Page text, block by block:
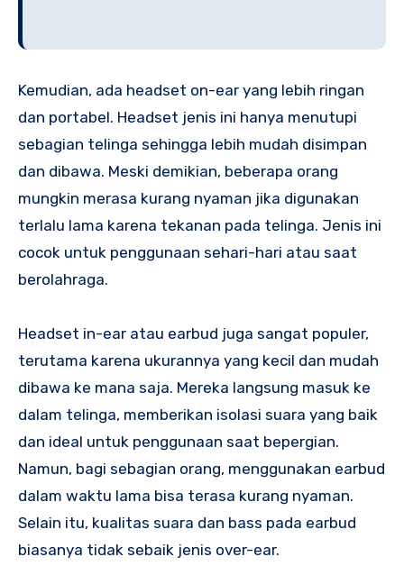
Kemudian, ada headset on-ear yang lebih ringan
dan portabel. Headset jenis ini hanya menutupi
sebagian telinga sehingga lebih mudah disimpan
dan dibawa. Meski demikian, beberapa orang
mungkin merasa kurang nyaman jika digunakan
terlalu lama karena tekanan pada telinga. Jenis ini
cocok untuk penggunaan sehari-hari atau saat
berolahraga.
Headset in-ear atau earbud juga sangat populer,
terutama karena ukurannya yang kecil dan mudah
dibawa ke mana saja. Mereka langsung masuk ke
dalam telinga, memberikan isolasi suara yang baik
dan ideal untuk penggunaan saat bepergian.
Namun, bagi sebagian orang, menggunakan earbud
dalam waktu lama bisa terasa kurang nyaman.
Selain itu, kualitas suara dan bass pada earbud
biasanya tidak sebaik jenis over-ear.